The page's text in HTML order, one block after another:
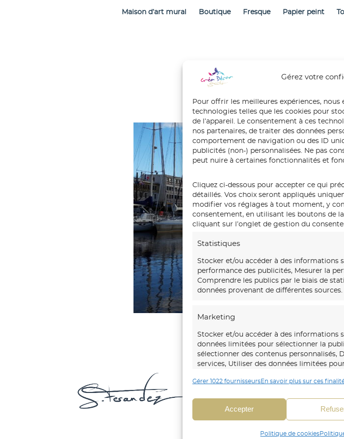
Gérez votre
Pour offrir les meilleures expériences,
technologies telles que les cookies pour
de l’appareil. Le consentement à ces
nos partenaires, de traiter des données
comportement de navigation ou des ID
publicités (non-) personnalisées. Ne pas
peut nuire à certaines fonctionnalités et
Cliquez ci-dessous pour accepter ce qui
détaillés. Vos choix seront appliqués
modifier vos réglages à tout moment, y
consentement, en utilisant les boutons de
cliquant sur l’onglet de gestion du
Statistiques
Stocker et/ou accéder à des informations
performance des publicités, Mesurer la
Comprendre les publics par le biais de
données provenant de différentes sources.
Marketing
Stocker et/ou accéder à des informations
données limitées pour sélectionner la
sélectionner des contenus personnalisés,
services, Utiliser des données limitées
Mettre en correspondance et combiner
d’autres sources de données, Relier
transmises automatiquement.
Gérer 1022 fournisseursEn savoir plus sur ces
Accepter
Politique de cookies
Maison d’art mural Boutique Fresque Papier peint
peints sur-mesure, uniques et